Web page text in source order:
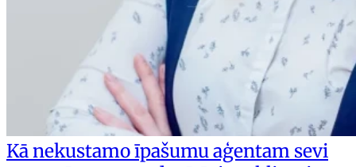
Kā nekustamo īpašumu aģentam sevi